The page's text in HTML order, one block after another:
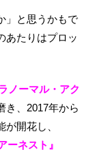
」と思うかもで
あたりはプロッ
ラノーマル・アク
き、2017年から
が開花し、
ーネスト』